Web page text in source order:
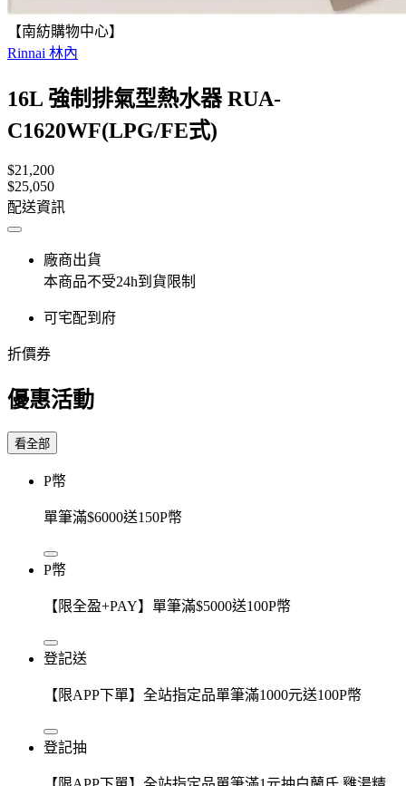
【南紡購物中心】
Rinnai 林內
16L 強制排氣型熱水器 RUA-
C1620WF(LPG/FE式)
$21,200
$25,050
配送資訊
廠商出貨
本商品不受24h到貨限制
可宅配到府
折價券
優惠活動
看全部
P幣
單筆滿$6000送150P幣
P幣
【限全盈+PAY】單筆滿$5000送100P幣
登記送
【限APP下單】全站指定品單筆滿1000元送100P幣
登記抽